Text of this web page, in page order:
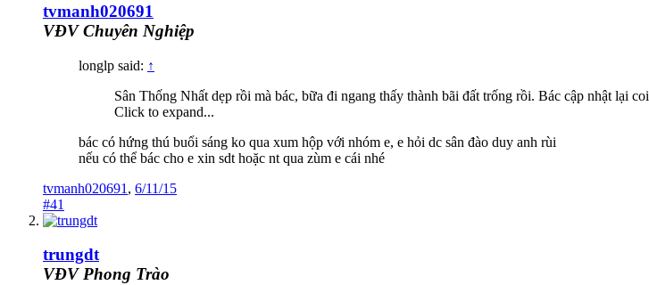
tvmanh020691
VĐV Chuyên Nghiệp
longlp said: ↑
Sân Thống Nhất dẹp rồi mà bác, bữa đi ngang thấy thành bãi đất trống rồi. Bác cập nhật lại coi
Click to expand...
bác có hứng thú buổi sáng ko qua xum hộp với nhóm e, e hỏi dc sân đào duy anh rùi
nếu có thể bác cho e xin sdt hoặc nt qua zùm e cái nhé
tvmanh020691 , 6/11/15
#41
trungdt
VĐV Phong Trào